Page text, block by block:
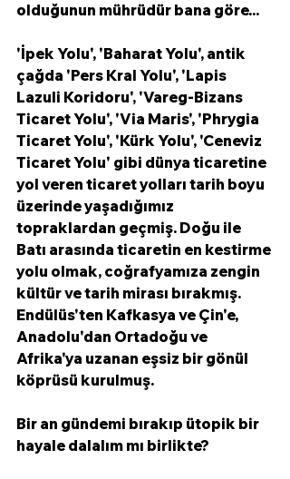
olduğunun mührüdür bana göre...
'İpek Yolu', 'Baharat Yolu', antik
çağda 'Pers Kral Yolu', 'Lapis
Lazuli Koridoru', 'Vareg-Bizans
Ticaret Yolu', 'Via Maris', 'Phrygia
Ticaret Yolu', 'Kürk Yolu', 'Ceneviz
Ticaret Yolu' gibi dünya ticaretine
yol veren ticaret yolları tarih boyu
üzerinde yaşadığımız
topraklardan geçmiş. Doğu ile
Batı arasında ticaretin en kestirme
yolu olmak, coğrafyamıza zengin
kültür ve tarih mirası bırakmış.
Endülüs'ten Kafkasya ve Çin'e,
Anadolu'dan Ortadoğu ve
Afrika'ya uzanan eşsiz bir gönül
köprüsü kurulmuş.
Bir an gündemi bırakıp ütopik bir
hayale dalalım mı birlikte?